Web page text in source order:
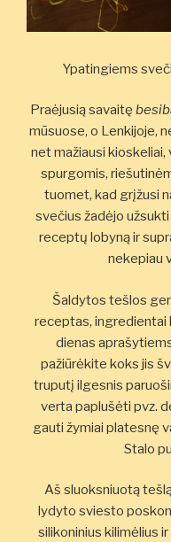
Ypatingiems
Praėjusią savaitę
mūsuose, o Lenkijoje,
net mažiausi
spurgomis,
tuomet, kad grįžusi
svečius žadėjo
receptų lobyną ir
nekepiau
Šaldytos tešlos
receptas, ingredientai
dienas
pažiūrėkite koks jis
truputį ilgesnis
verta paplušėti pvz.
gauti žymiai platesnę
Stalo
Aš sluoksniuotą
lydyto sviesto
silikoninius kilimėlius